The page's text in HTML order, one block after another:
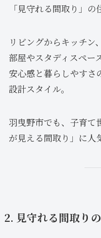
「見守れる間取り」の
リビングからキッチン
部屋やスタディスペー
安心感と暮らしやすさ
設計スタイル。
羽曳野市でも、子育て
が見える間取り」に人
2. 見守れる間取り